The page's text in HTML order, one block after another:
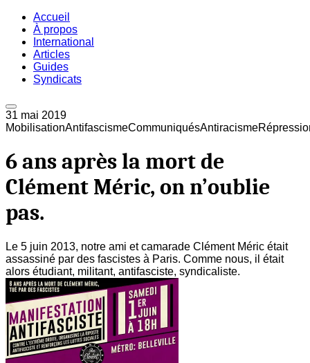
Accueil
À propos
International
Articles
Guides
Syndicats
31 mai 2019
MobilisationAntifascismeCommuniquésAntiracisme
6 ans après la mort de
Clément Méric, on n’oublie
pas.
Le 5 juin 2013, notre ami et camarade Clément Méric était
assassiné par des fascistes à Paris. Comme nous, il était
alors étudiant, militant, antifasciste, syndicaliste.